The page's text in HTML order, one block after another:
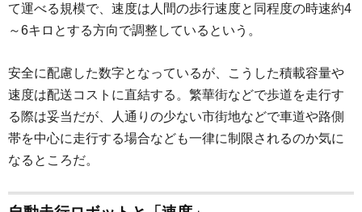
て運べる規模で、速度は人間の歩行速度と同程度の時速約4
～6キロとする方向で調整しているという。
安全に配慮した数字となっているが、こうした積載容量や
速度は配送コストに直結する。繁華街などで歩道を走行す
る際は妥当だが、人通りの少ない市街地などで車道や路側
帯を中心に走行する場合なども一律に制限されるのか気に
なるところだ。